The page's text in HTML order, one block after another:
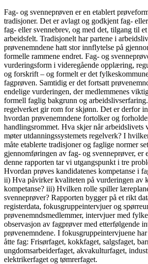
Fag- og svenneprøven er en etablert
tradisjoner. Det er avlagt og godkjent fag-
fag- eller svennebrev, og med det, tilgang til
arbeidsfelt. Tradisjonelt har partene i
prøvenemndene hatt stor innflytelse på
formelle rammene endret. Fag- og
vurderingsform i videregående opplæring,
og forskrift – og formelt er det
fagprøven. Samtidig er det fortsatt
endelige vurderingen, der medlemmenes
formell faglig bakgrunn og
regelverket gir rom for skjønn. Det er derfor
hvordan prøvenemndene fortolker og
handlingsrommet. Hva skjer når arbeidslivets
møter utdanningssystemets regelverk? I
måte etablerte tradisjoner og faglige normer
gjennomføringen av fag- og svenneprøver, er
denne rapporten tar vi utgangspunkt i tre
Hvordan prøves kandidatenes kompetanse i
ii) Hva påvirker kvaliteten på vurderingen av
kompetanse? iii) Hvilken rolle spiller
svenneprøver? Rapporten bygger på et rikt
registerdata, fokusgruppeintervjuer og
prøvenemndsmedlemmer, intervjuer med
observasjon av fagprøver med etterfølgende
prøvenemndene. I fokusgruppeintervjuene
åtte fag: Frisørfaget, kokkfaget, salgsfaget,
ungdomsarbeiderfaget, akvakulturfaget,
elektrikerfaget og tømrerfaget.